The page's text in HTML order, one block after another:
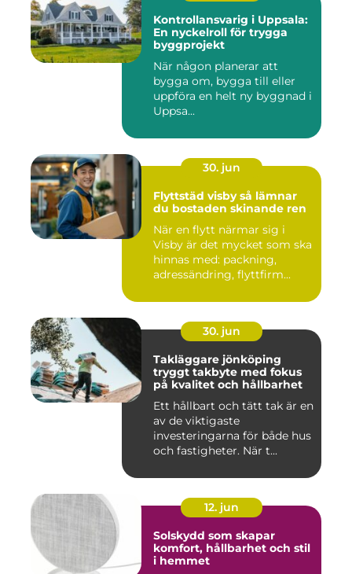
Kontrollansvarig i Uppsala:
En nyckelroll för trygga
byggprojekt
När någon planerar att
bygga om, bygga till eller
uppföra en helt ny byggnad i
Uppsa...
30. jun
Flyttstäd visby så lämnar
du bostaden skinande ren
När en flytt närmar sig i
Visby är det mycket som ska
hinnas med: packning,
adressändring, flyttfirm...
30. jun
Takläggare jönköping
tryggt takbyte med fokus
på kvalitet och hållbarhet
Ett hållbart och tätt tak är en
av de viktigaste
investeringarna för både hus
och fastigheter. När t...
12. jun
Solskydd som skapar
komfort, hållbarhet och stil
i hemmet